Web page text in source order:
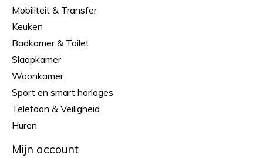
Mobiliteit & Transfer
Keuken
Badkamer & Toilet
Slaapkamer
Woonkamer
Sport en smart horloges
Telefoon & Veiligheid
Huren
Mijn account